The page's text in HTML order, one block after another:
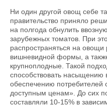
Ни один другой овощ себе
правительство приняло
на полгода обнулить
зарубежных томатов. При
распространяться на овощи
вишневидной формы, а
крупноплодные. Такой
способствовать насыщению
обеспечению потребителей
доступным ценам». До сих
составляли 10-15% в